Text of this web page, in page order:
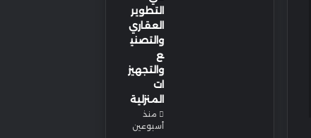
التطوير
العقاري
والتصني
ع
والتجهيز
ات
المنزلية
منذ
أسبوعين